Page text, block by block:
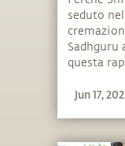
seduto
questa
della
Jun 17,